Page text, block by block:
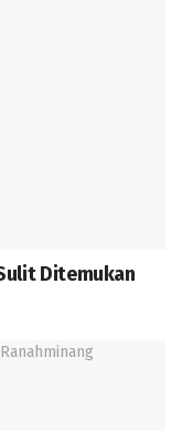
Ditemukan